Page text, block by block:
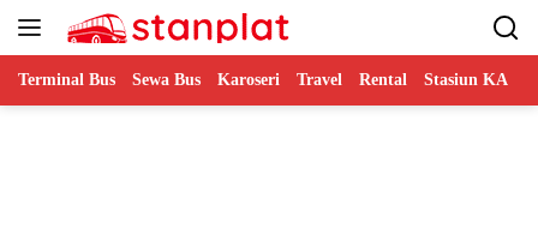
Terminal Bus Sewa Bus Karoseri Travel Rental Stasiun KA